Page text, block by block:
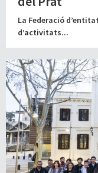
La Federació
d’activitats...